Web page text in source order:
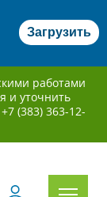
Загрузить
работами
и уточнить
(383) 363-12-